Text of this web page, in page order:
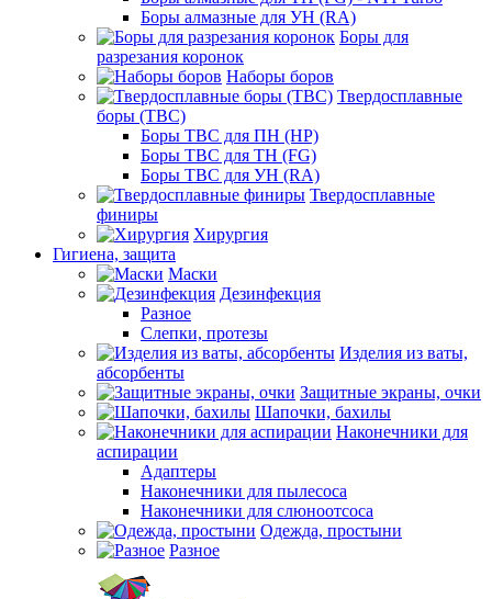
Боры алмазные для УН (RA)
Боры для
разрезания коронок
Наборы боров
Твердосплавные
боры (ТВС)
Боры ТВС для ПН (HP)
Боры ТВС для ТН (FG)
Боры ТВС для УН (RA)
Твердосплавные
финиры
Хирургия
Гигиена, защита
Маски
Дезинфекция
Разное
Слепки, протезы
Изделия из ваты,
абсорбенты
Защитные экраны, очки
Шапочки, бахилы
Наконечники для
аспирации
Адаптеры
Наконечники для пылесоса
Наконечники для слюноотсоса
Одежда, простыни
Разное